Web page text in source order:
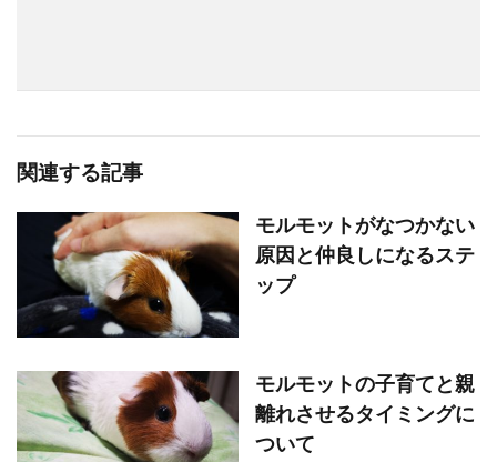
関連する記事
モルモットがなつかない
原因と仲良しになるステ
ップ
モルモットの子育てと親
離れさせるタイミングに
ついて